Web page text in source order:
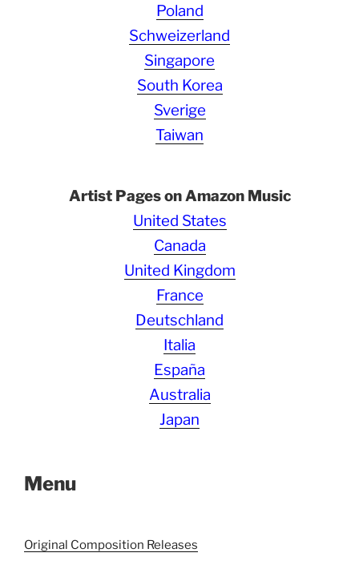
Poland
Schweizerland
Singapore
South Korea
Sverige
Taiwan
Artist Pages on Amazon Music
United States
Canada
United Kingdom
France
Deutschland
Italia
España
Australia
Japan
Menu
Original Composition Releases